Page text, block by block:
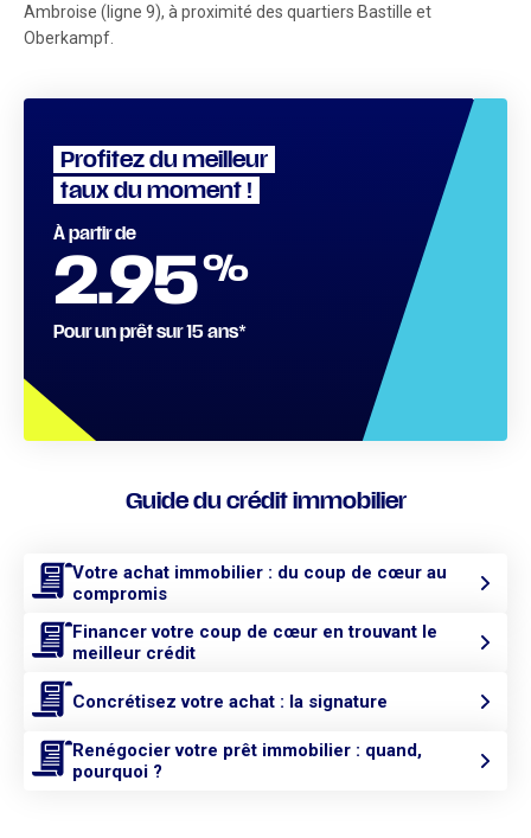
Ambroise (ligne 9), à proximité des quartiers Bastille et
Oberkampf.
Profitez du meilleur
taux du moment !
À partir de
2.95%
Pour un prêt sur 15 ans*
Guide du crédit immobilier
Votre achat immobilier : du coup de cœur au
compromis
Financer votre coup de cœur en trouvant le
meilleur crédit
Concrétisez votre achat : la signature
Renégocier votre prêt immobilier : quand,
pourquoi ?